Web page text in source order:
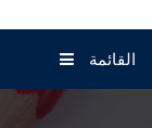
القائمة